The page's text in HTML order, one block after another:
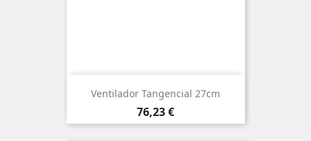
Ventilador Tangencial 27cm
Precio
76,23 €